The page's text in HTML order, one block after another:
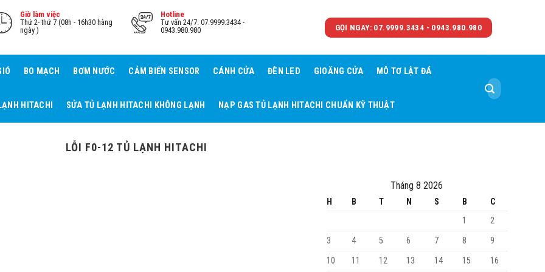
Giờ làm việc
Thứ 2- thứ 7 (08h - 16h30 hàng
ngày )
Hotline
Tư vấn 24/7: 07.9999.3434 -
0943.980.980
GỌI NGAY: 07.9999.3434 - 0943.980.980
BO MẠCH BƠM NƯỚC CẢM BIẾN SENSOR CÁNH CỬA ĐÈN LED GIOĂNG CỬA MÔ TƠ LẬT ĐÁ
HITACHI SỬA TỦ LẠNH HITACHI KHÔNG LẠNH NẠP GAS TỦ LẠNH HITACHI CHUẨN KỸ THUẬT
Tìm
kiếm:
LỖI F0-12 TỦ LẠNH HITACHI
Tháng 8 2026
H B T N S B
C
1
2
3
4 5 6 7 8
9
10
11 12 13 14 15
16